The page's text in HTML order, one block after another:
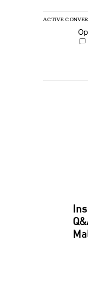
ACTIVE
The
A trending